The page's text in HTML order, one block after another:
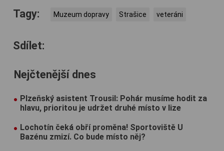
Tagy: Muzeum dopravy Strašice veteráni
Sdílet:
Nejčtenější dnes
Plzeňský asistent Trousil: Pohár musíme hodit za
hlavu, prioritou je udržet druhé místo v lize
Lochotín čeká obří proměna! Sportoviště U
Bazénu zmizí. Co bude místo něj?